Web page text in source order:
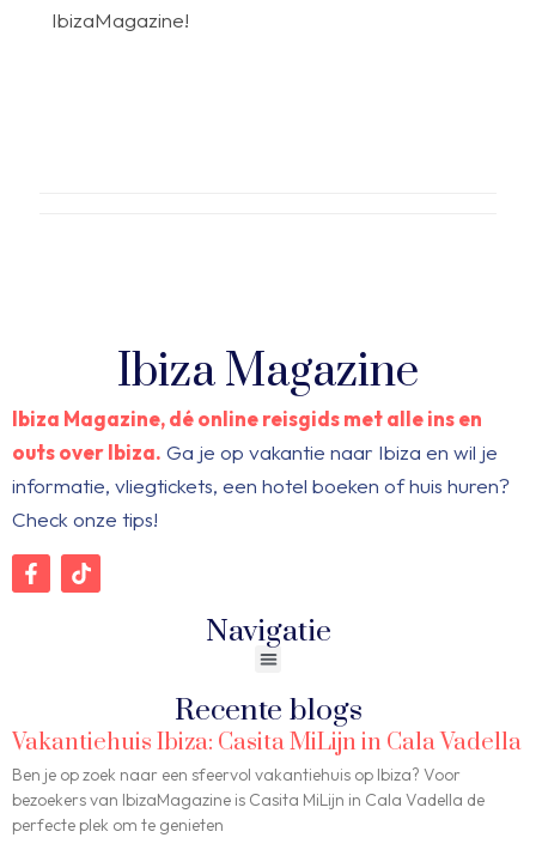
IbizaMagazine!
Ibiza Magazine
Ibiza Magazine, dé online reisgids met alle ins en
outs over Ibiza. Ga je op vakantie naar Ibiza en wil je
informatie, vliegtickets, een hotel boeken of huis huren?
Check onze tips!
Navigatie
Recente blogs
Vakantiehuis Ibiza: Casita MiLijn in Cala Vadella
Ben je op zoek naar een sfeervol vakantiehuis op Ibiza? Voor
bezoekers van IbizaMagazine is Casita MiLijn in Cala Vadella de
perfecte plek om te genieten